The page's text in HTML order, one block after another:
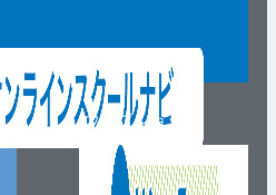
ウェブショップ